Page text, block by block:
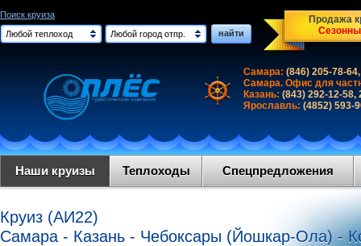
Поиск круиза
Любой теплоход
Любой город отпр. найти
Продажа
Самара: (846) 205-78-
Самара. Офис для
Казань: (843) 292-12-58,
Ярославль: (4852) 593-
Наши круизы Теплоходы Спецпредложения
Круиз (АИ22)
Самара - Казань - Чебоксары (Йошкар-Ола) -